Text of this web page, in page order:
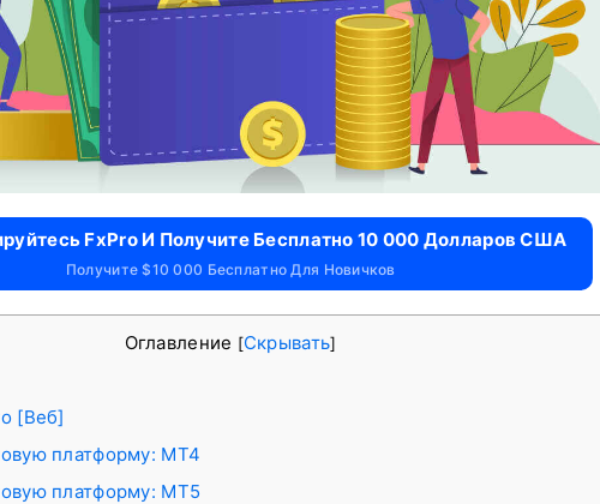
FxPro И Получите Бесплатно 10 000 Долларов США
Получите $10 000 Бесплатно Для Новичков
Оглавление [Скрывать]
[Веб]
платформу: MT4
платформу: MT5